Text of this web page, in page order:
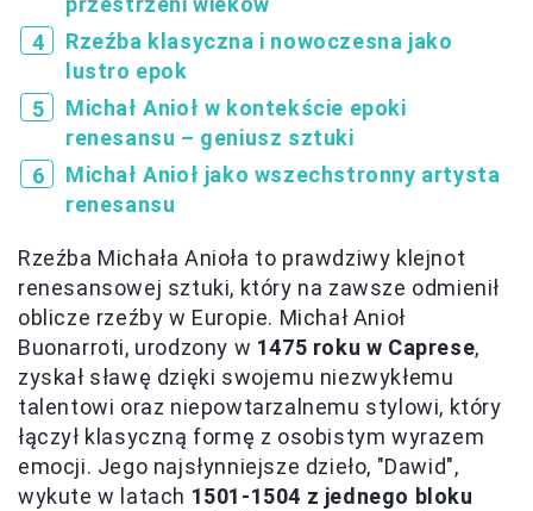
Rzeźba klasyczna i nowoczesna jako
lustro epok
Michał Anioł w kontekście epoki
renesansu – geniusz sztuki
Michał Anioł jako wszechstronny artysta
renesansu
Rzeźba Michała Anioła to prawdziwy klejnot
renesansowej sztuki, który na zawsze odmienił
oblicze rzeźby w Europie. Michał Anioł
Buonarroti, urodzony w 1475 roku w Caprese,
zyskał sławę dzięki swojemu niezwykłemu
talentowi oraz niepowtarzalnemu stylowi, który
łączył klasyczną formę z osobistym wyrazem
emocji. Jego najsłynniejsze dzieło, "Dawid",
wykute w latach 1501-1504 z jednego bloku